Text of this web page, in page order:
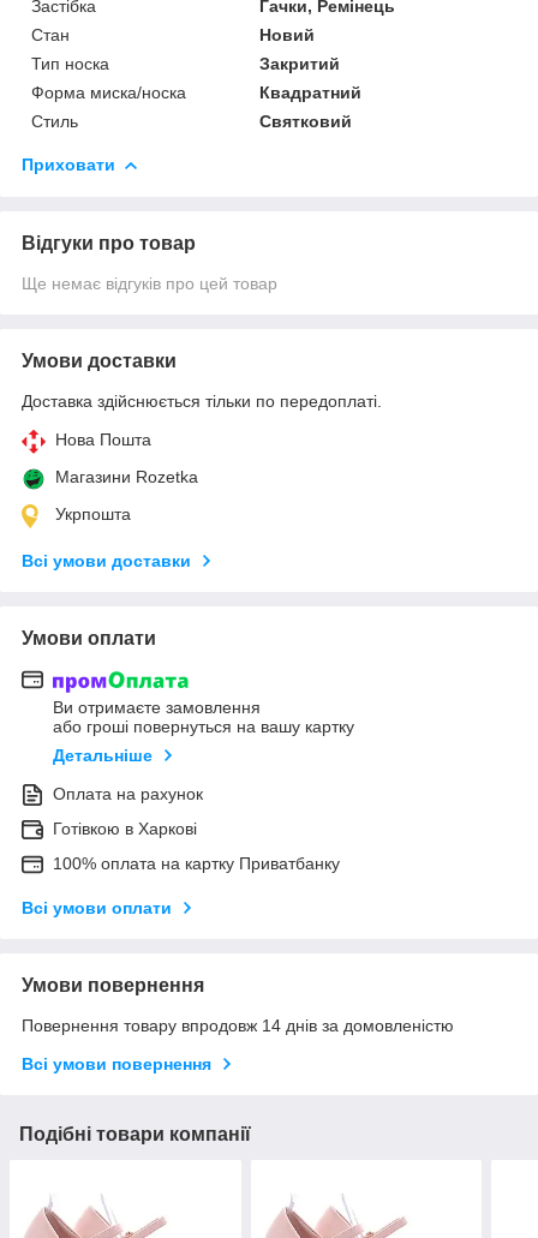
Застібка
Гачки, Ремінець
Стан
Новий
Тип носка
Закритий
Форма миска/носка
Квадратний
Стиль
Святковий
Приховати
Відгуки про товар
Ще немає відгуків про цей товар
Умови доставки
Доставка здійснюється тільки по передоплаті.
Нова Пошта
Магазини Rozetka
Укрпошта
Всі умови доставки
Умови оплати
Ви отримаєте замовлення
або гроші повернуться на вашу картку
Детальніше
Оплата на рахунок
Готівкою в Харкові
100% оплата на картку Приватбанку
Всі умови оплати
Умови повернення
Повернення товару впродовж 14 днів за домовленістю
Всі умови повернення
Подібні товари компанії